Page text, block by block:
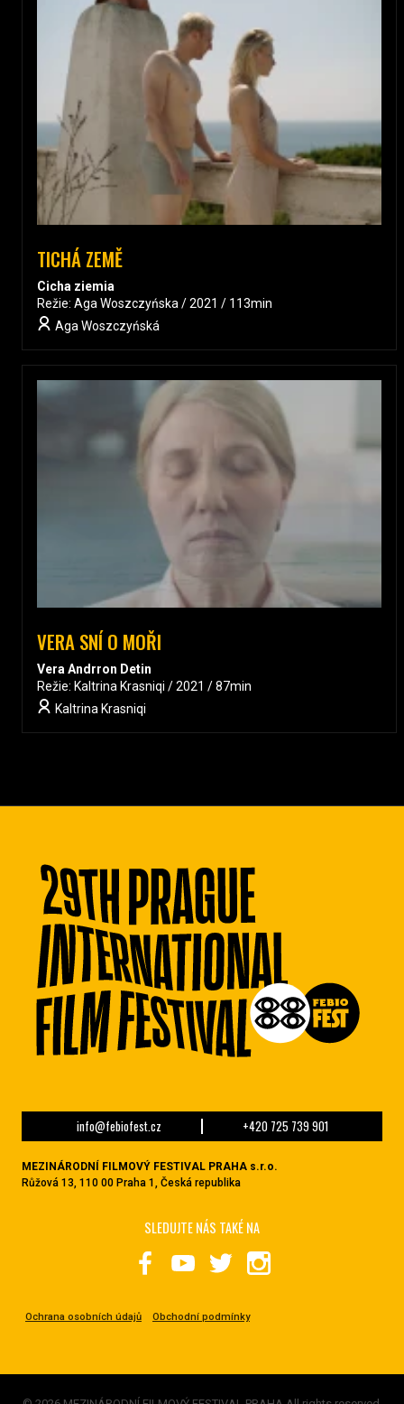
TICHÁ ZEMĚ
Cicha ziemia
Režie: Aga Woszczyńska / 2021 / 113min
Aga Woszczyńská
VERA SNÍ O MOŘI
Vera Andrron Detin
Režie: Kaltrina Krasniqi / 2021 / 87min
Kaltrina Krasniqi
info@febiofest.cz +420 725 739 901
MEZINÁRODNÍ FILMOVÝ FESTIVAL PRAHA s.r.o.
Růžová 13, 110 00 Praha 1, Česká republika
Ochrana osobních údajů Obchodní podmínky
SLEDUJTE NÁS TAKÉ NA